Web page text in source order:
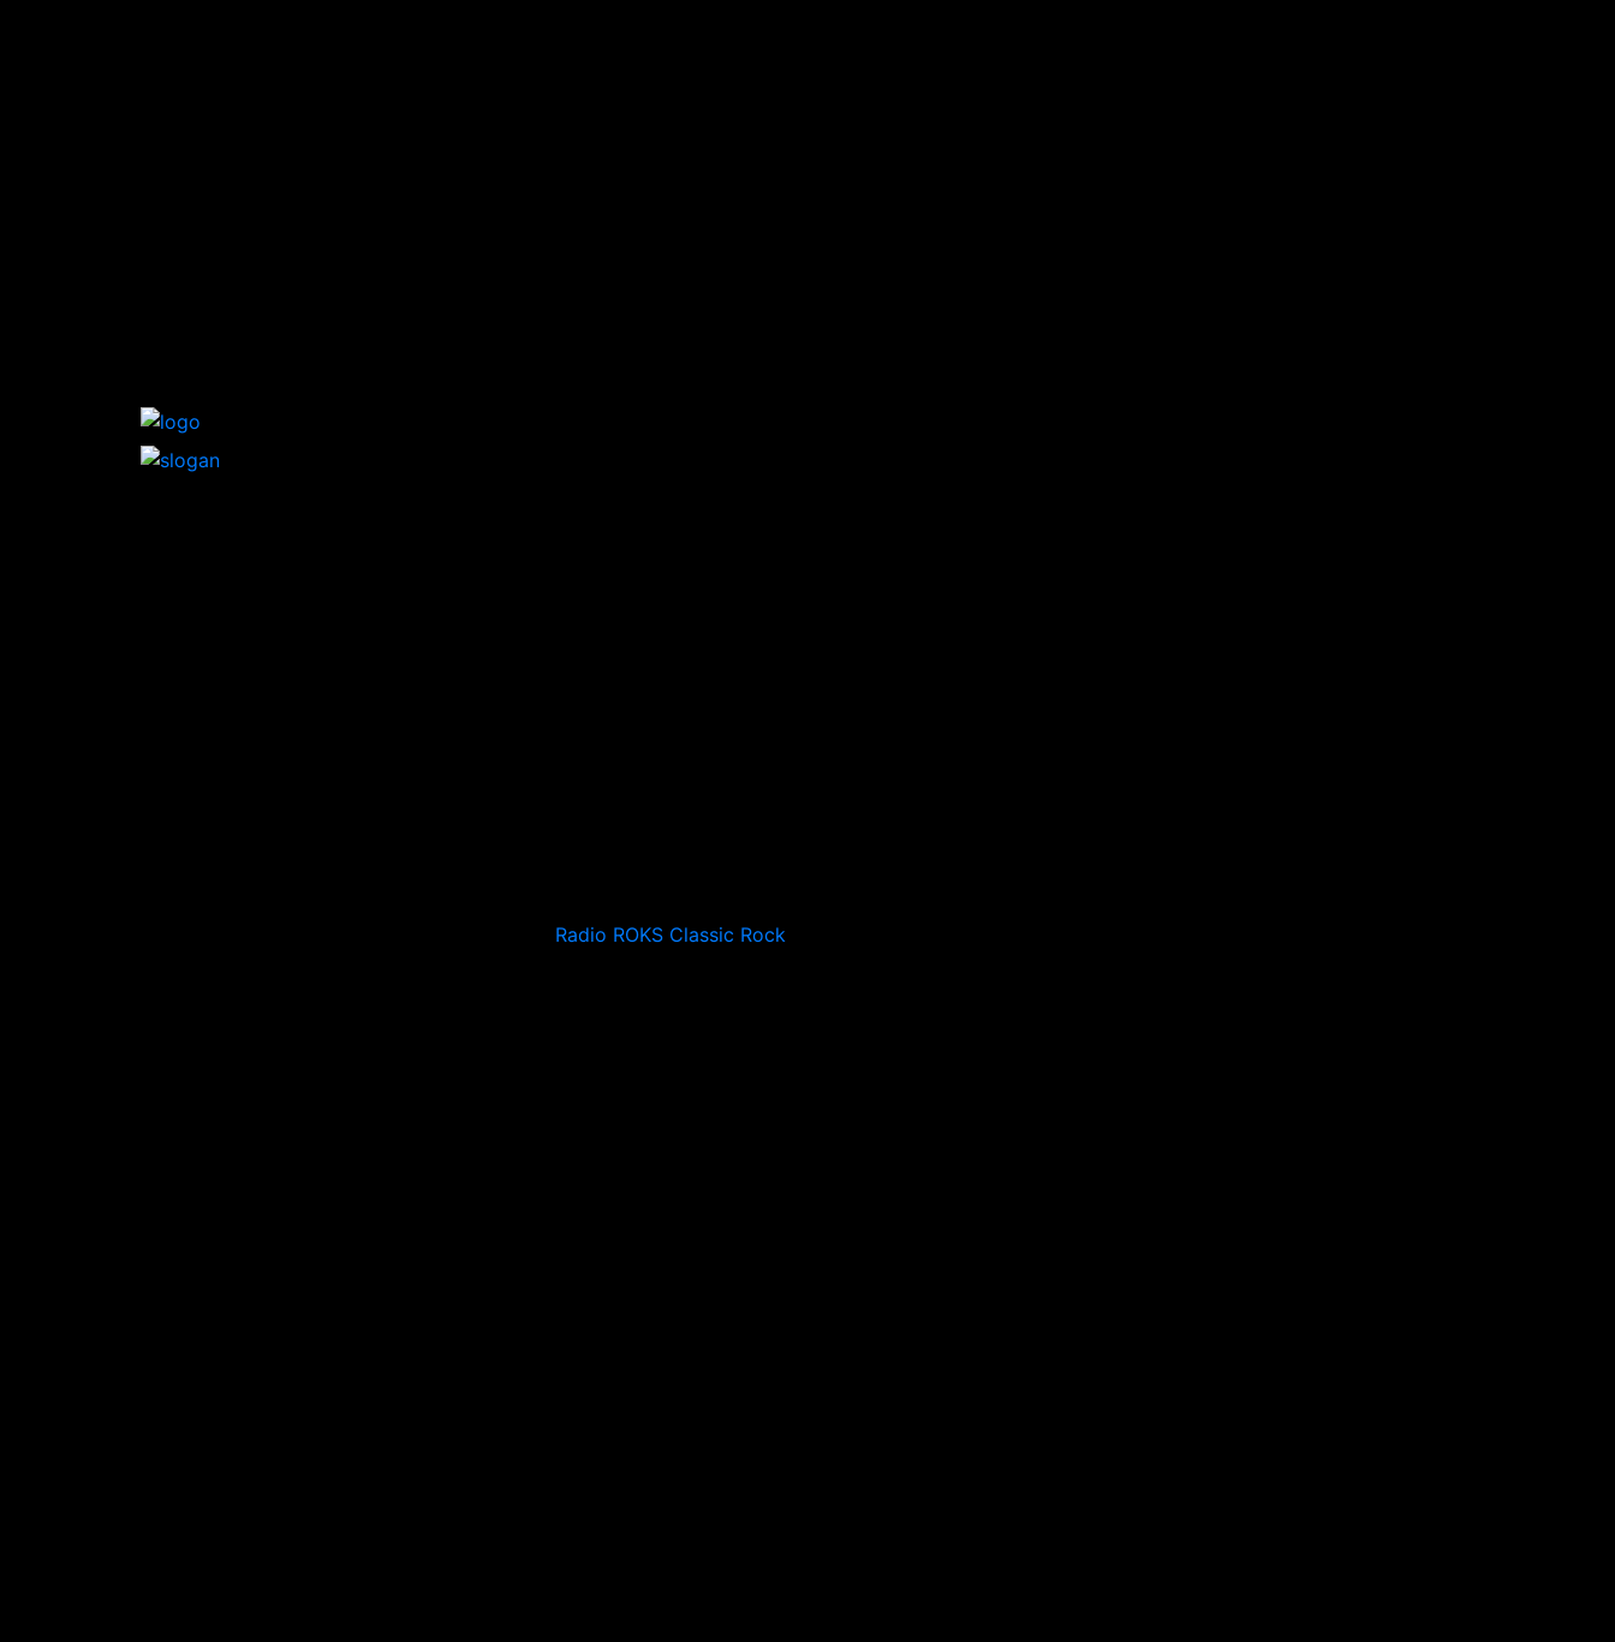
Radio ROKS Classic Rock